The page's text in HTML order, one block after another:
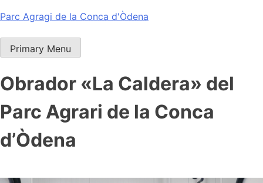
Skip
content
Parc Agragi de la Conca d'Òdena
Primary Menu
Obrador «La Caldera» del
Parc Agrari de la Conca
d’Òdena